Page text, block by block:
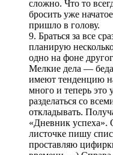
сложно. Что то
бросить уже
пришло в голову.
9. Браться за все
планирую
одно на фоне
Мелкие дела —
имеют тенденцию
много и теперь
разделаться со
откладывать.
«Дневник
листочке пишу
проставляю